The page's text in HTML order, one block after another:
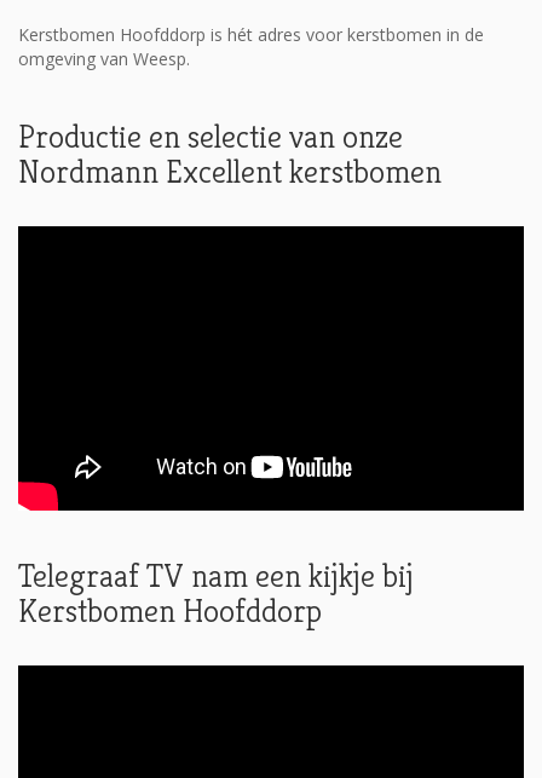
Kerstbomen Hoofddorp is hét adres voor kerstbomen in de
omgeving van Weesp.
Productie en selectie van onze
Nordmann Excellent kerstbomen
Telegraaf TV nam een kijkje bij
Kerstbomen Hoofddorp